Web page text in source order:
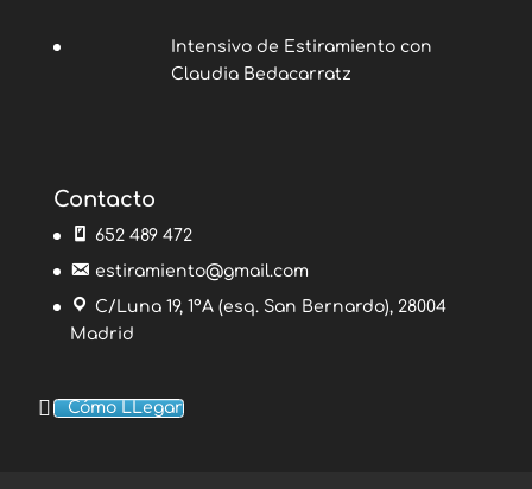
Intensivo de Estiramiento con
Claudia Bedacarratz
Contacto
652 489 472
estiramiento@gmail.com
C/Luna 19, 1ºA (esq. San Bernardo), 28004
Madrid
Cómo LLegar